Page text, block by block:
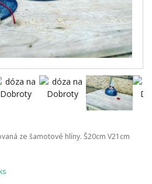
ze šamotové hlíny. Š20cm V21cm